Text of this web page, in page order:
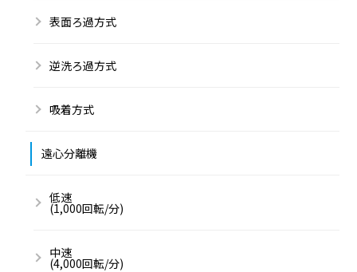
表面ろ過方式
逆洗ろ過方式
吸着方式
遠心分離機
低速
(1,000回転/分)
中速
(4,000回転/分)